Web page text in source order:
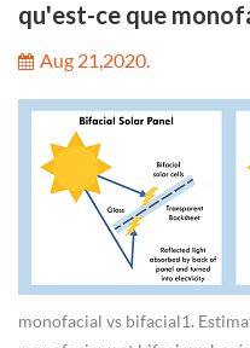
qu'est-ce que
Aug 21,2020.
monofacial vs bifacial1.